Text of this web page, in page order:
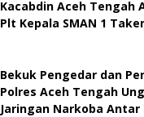
Kacabdin Aceh Tengah
Plt Kepala SMAN 1
Bekuk Pengedar dan
Polres Aceh Tengah
Jaringan Narkoba